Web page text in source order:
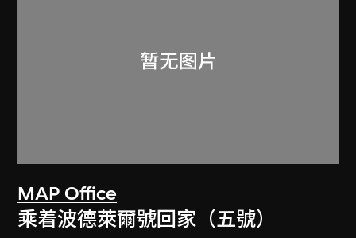
MAP Office
乘着波德萊爾號回家（五號）